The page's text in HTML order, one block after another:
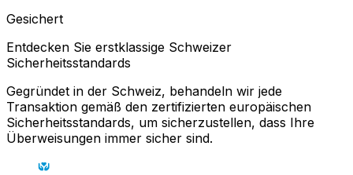
Gesichert
Entdecken Sie erstklassige Schweizer
Sicherheitsstandards
Gegründet in der Schweiz, behandeln wir jede
Transaktion gemäß den zertifizierten europäischen
Sicherheitsstandards, um sicherzustellen, dass Ihre
Überweisungen immer sicher sind.